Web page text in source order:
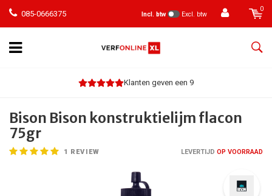
085-0666375 Incl. btw Excl. btw
0
Klanten geven een 9
Bison Bison konstruktielijm flacon
75gr
1 REVIEW LEVERTIJD OP VOORRAAD